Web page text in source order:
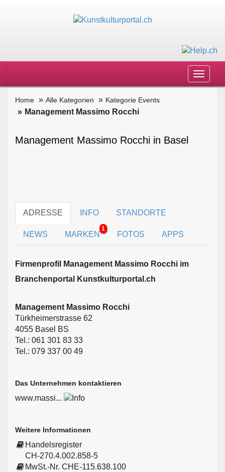
Toggle
Home Alle Kategorien Kategorie Events
Management Massimo Rocchi
Management Massimo Rocchi in Basel
ADRESSE INFO STANDORTE
NEWS MARKEN
1
FOTOS APPS
Firmen­profil Management Massimo Rocchi im
Branchen­portal Kunstkulturportal.ch
Management Massimo Rocchi
Türkheimerstrasse 62
4055 Basel BS
Tel.: 061 301 83 33
Tel.: 079 337 00 49
Das Unternehmen kontaktieren
www.massi...
Weitere Informationen
Handelsregister
CH-270.4.002.858-5
MwSt.-Nr. CHE-115.638.100